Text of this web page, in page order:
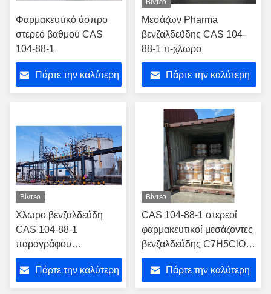
Φαρμακευτικό άσπρο
στερεό βαθμού CAS
104-88-1
Πάρτε την καλύτερη
Βίντεο
Μεσάζων Pharma
βενζαλδεΰδης CAS 104-
88-1 π-χλωρο
Πάρτε την καλύτερη
Βίντεο
Χλωρο βενζαλδεΰδη
CAS 104-88-1
παραγράφου
φυτοφαρμάκων
ενδιάμεση
Πάρτε την καλύτερη
Βίντεο
CAS 104-88-1 στερεοί
φαρμακευτικοί μεσάζοντες
βενζαλδεΰδης C7H5ClO
παραγράφου χλωρο
Πάρτε την καλύτερη